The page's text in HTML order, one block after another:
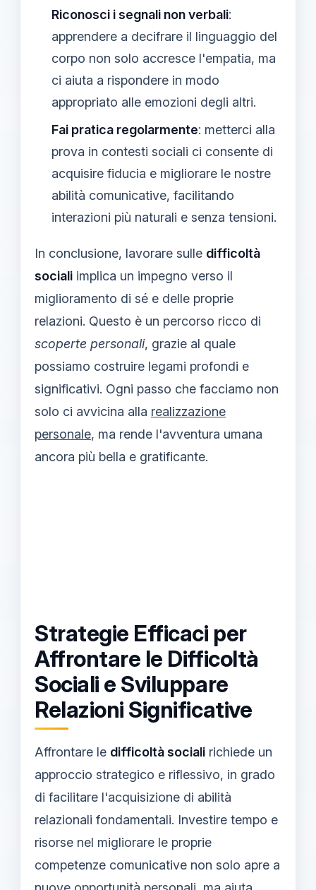
Riconosci i segnali non verbali:
apprendere a decifrare il linguaggio del
corpo non solo accresce l'empatia, ma
ci aiuta a rispondere in modo
appropriato alle emozioni degli altri.
Fai pratica regolarmente: metterci alla
prova in contesti sociali ci consente di
acquisire fiducia e migliorare le nostre
abilità comunicative, facilitando
interazioni più naturali e senza tensioni.
In conclusione, lavorare sulle difficoltà
sociali implica un impegno verso il
miglioramento di sé e delle proprie
relazioni. Questo è un percorso ricco di
scoperte personali, grazie al quale
possiamo costruire legami profondi e
significativi. Ogni passo che facciamo non
solo ci avvicina alla realizzazione
personale, ma rende l'avventura umana
ancora più bella e gratificante.
Strategie Efficaci per
Affrontare le Difficoltà
Sociali e Sviluppare
Relazioni Significative
Affrontare le difficoltà sociali richiede un
approccio strategico e riflessivo, in grado
di facilitare l'acquisizione di abilità
relazionali fondamentali. Investire tempo e
risorse nel migliorare le proprie
competenze comunicative non solo apre a